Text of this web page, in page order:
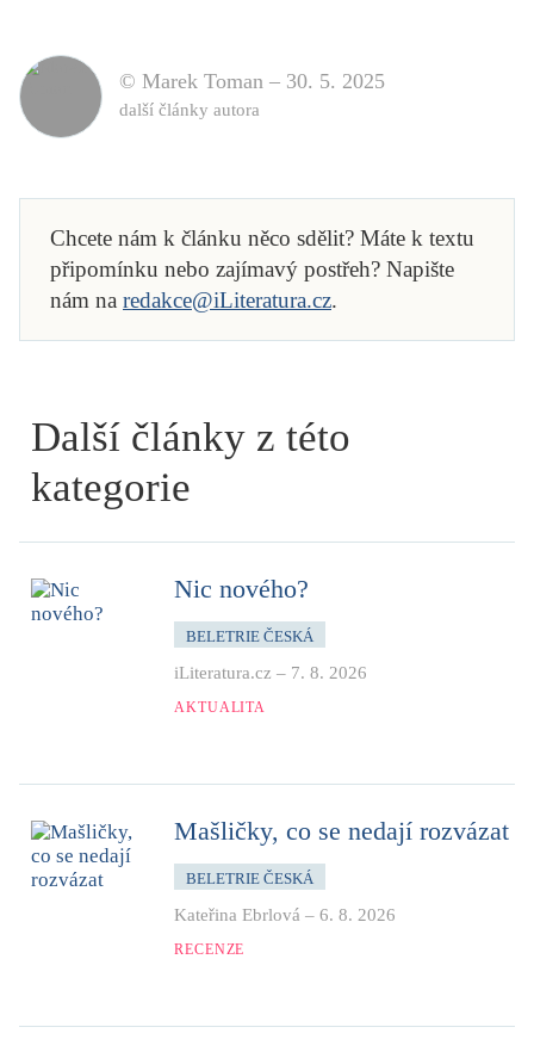
© Marek Toman – 30. 5. 2025
další články autora
Chcete nám k článku něco sdělit? Máte k textu
připomínku nebo zajímavý postřeh? Napište
nám na redakce@iLiteratura.cz.
Další články z této
kategorie
Nic nového?
BELETRIE ČESKÁ
iLiteratura.cz – 7. 8. 2026
AKTUALITA
Mašličky, co se nedají rozvázat
BELETRIE ČESKÁ
Kateřina Ebrlová – 6. 8. 2026
RECENZE